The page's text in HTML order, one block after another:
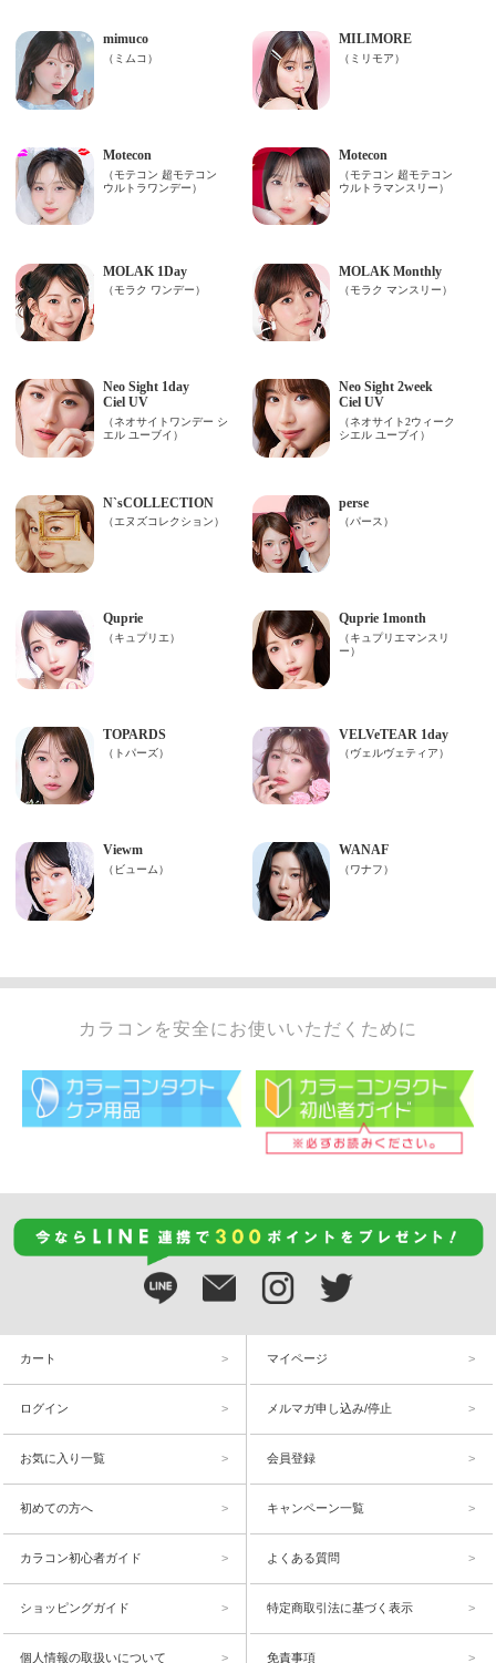
カラコンを安全にお使いいただくために
カート マイページ
ログイン メルマガ申し込み/停止
お気に入り一覧 会員登録
初めての方へ キャンペーン一覧
カラコン初心者ガイド よくある質問
ショッピングガイド 特定商取引法に基づく表示
個人情報の取扱いについて 免責事項